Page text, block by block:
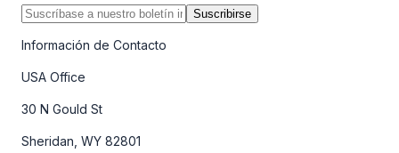
Suscribirse
Información de Contacto
USA Office
30 N Gould St
Sheridan, WY 82801